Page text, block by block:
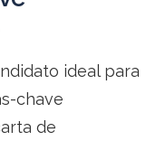
ideal para
chave
de